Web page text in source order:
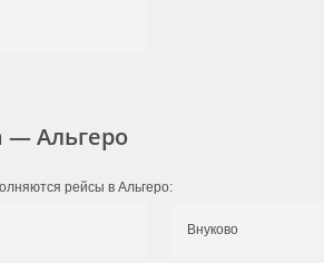
— Альгеро
рейсы в Альгеро:
Внуково